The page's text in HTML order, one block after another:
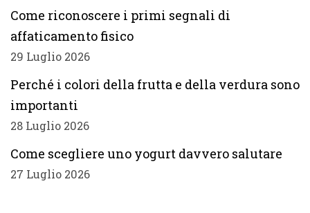
Come riconoscere i primi segnali di
affaticamento fisico
29 Luglio 2026
Perché i colori della frutta e della verdura sono
importanti
28 Luglio 2026
Come scegliere uno yogurt davvero salutare
27 Luglio 2026